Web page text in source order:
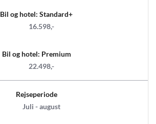
Bil og hotel: Standard+
16.598,-
Bil og hotel: Premium
22.498,-
Rejseperiode
Juli - august